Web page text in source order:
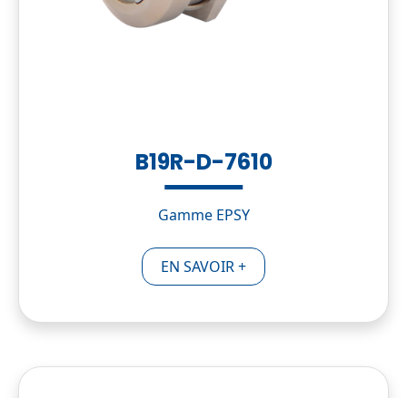
B19R-D-7610
Gamme EPSY
EN SAVOIR +